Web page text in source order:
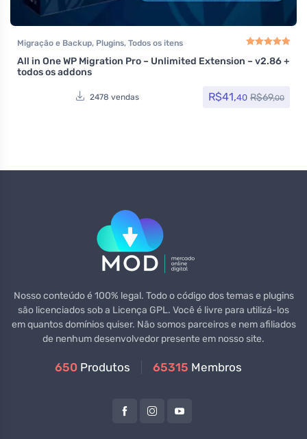
Migração e Backup, Plugins, Todos os itens
Avaliação 5.00
All in One WP Migration Pro – Unlimited Extension – v2.86 +
todos os addons
2478 vendas R$41,40 R$69,00
Nosso conteúdo é 100% legal. Todo o código dos temas e plugins
são licenciados sob a Licença GPL. Você é livre para utilizá-los
em quantos domínios quiser. Não somos parceiros e nem afiliados
de nenhum desenvolvedor presente em nosso site.
650 Produtos 65315 Membros